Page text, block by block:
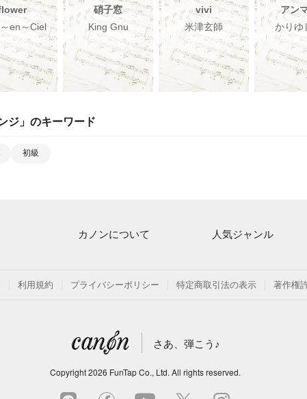
en～Ciel
硝子窓
King Gnu
vivi
米津玄師
アン
かりゆ
ジ 」のキーワード
初級
カノンについて
月額プラン
よくあるご質問
人気ジャンル
クラシック
利用規約 プライバシーポリシー 特定商取引法の表示 著作権
さあ、弾こう♪
Copyright2026 FunTap Co., Ltd. All rights reserved.